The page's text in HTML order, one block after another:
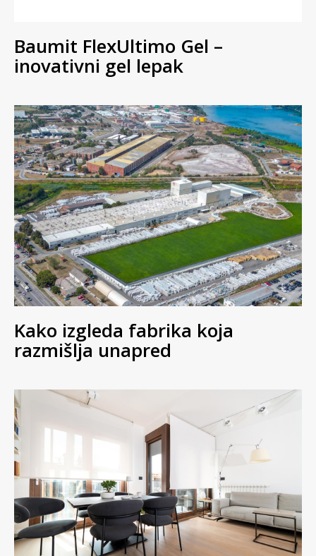
Baumit FlexUltimo Gel –
inovativni gel lepak
Kako izgleda fabrika koja
razmišlja unapred